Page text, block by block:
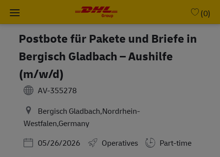
Skip to main content
(0)
Postbote für Pakete und Briefe in
Bergisch Gladbach – Aushilfe
(m/w/d)
AV-355278
Bergisch Gladbach,Nordrhein-
Westfalen,Germany
Posted Date
05/26/2026 Operatives
Part-time